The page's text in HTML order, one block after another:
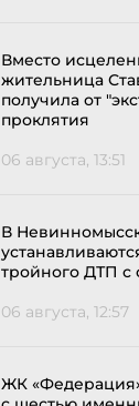
Вместо
жительница
получила от
проклятия
06 августа, 13:51
В
тройного ДТП
06 августа, 12:57
ЖК